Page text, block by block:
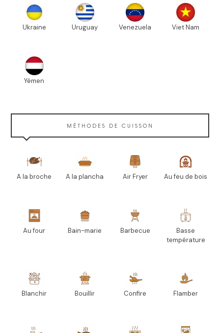
Ukraine Uruguay Venezuela Viet Nam
Yémen
MÉTHODES DE CUISSON
A la broche A la plancha Air Fryer Au feu de bois
Au four Bain-marie Barbecue
Basse
température
Blanchir Bouillir Confire Flamber